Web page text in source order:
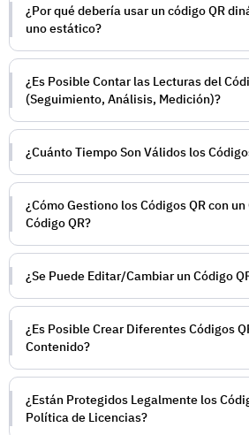
¿Por qué debería usar un código QR
uno estático?
¿Es Posible Contar las Lecturas del
(Seguimiento, Análisis, Medición)?
¿Cuánto Tiempo Son Válidos los
¿Cómo Gestiono los Códigos QR con
Código QR?
¿Se Puede Editar/Cambiar un Código
¿Es Posible Crear Diferentes Códigos
Contenido?
¿Están Protegidos Legalmente los
Política de Licencias?